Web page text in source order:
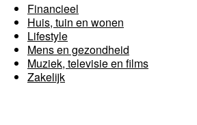
Financieel
Huis, tuin en wonen
Lifestyle
Mens en gezondheid
Muziek, televisie en films
Zakelijk